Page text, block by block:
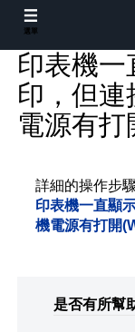
印表機一
印，但連
電源有
詳細的操作步
印表機一直顯
機電源有打開
是否有所幫